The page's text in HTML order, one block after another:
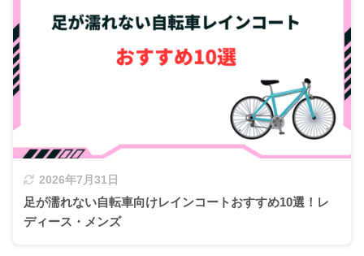
2026年7月31日
足が濡れない自転車向けレインコートおすすめ10選！レ
ディース・メンズ